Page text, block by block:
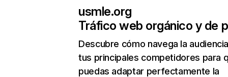
usmle.org
Tráfico web orgánico y de
Descubre cómo navega la
tus principales competidores para
puedas adaptar perfectamente la